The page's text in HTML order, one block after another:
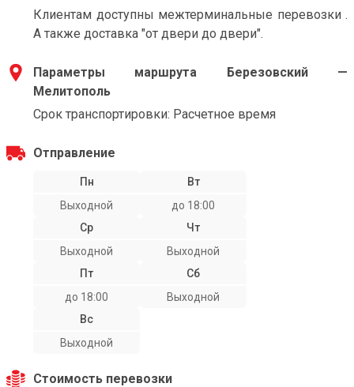
Клиентам доступны межтерминальные перевозки .
А также доставка "от двери до двери".
Параметры маршрута Березовский —
Мелитополь
Срок транспортировки: Расчетное время
Отправление
Пн
Выходной
Вт
до 18:00
Ср
Выходной
Чт
Выходной
Пт
до 18:00
Сб
Выходной
Вс
Выходной
Стоимость перевозки